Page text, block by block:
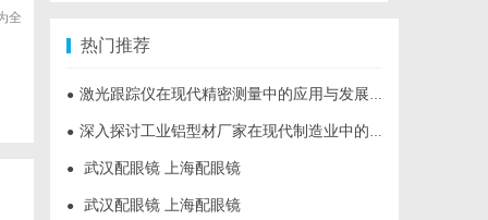
全
热门推荐
● 激光跟踪仪在现代精密测量中的应用与发展趋势
● 深入探讨工业铝型材厂家在现代制造业中的重要角色与发展趋势
● 武汉配眼镜 上海配眼镜
● 武汉配眼镜 上海配眼镜